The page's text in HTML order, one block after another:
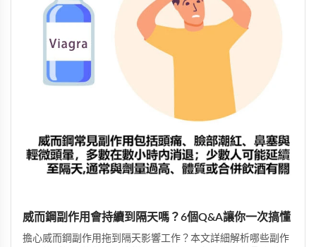
威而鋼副作用會持續到隔天嗎？6個Q&A讓你一次搞懂
擔心威而鋼副作用拖到隔天影響工作？本文詳細解析哪些副作